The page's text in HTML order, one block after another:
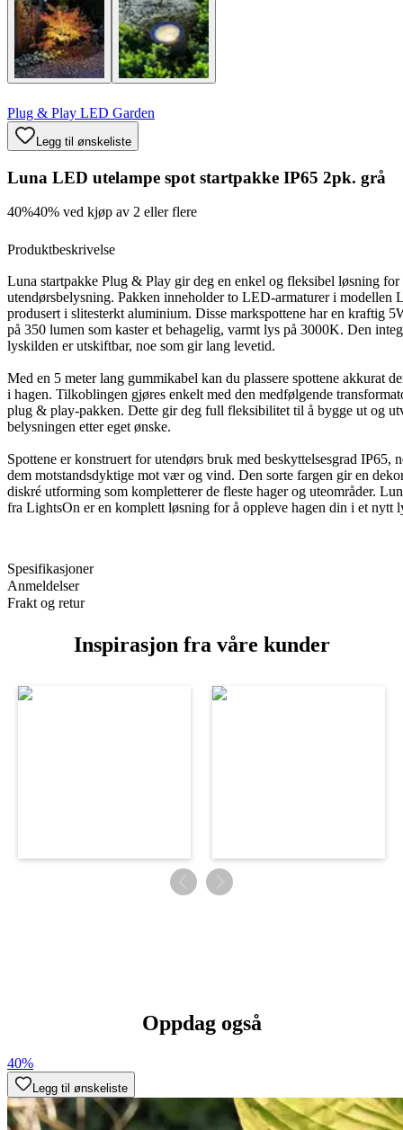
Plug & Play LED Garden
Legg til ønskeliste
Luna LED utelampe spot startpakke IP65 2pk. grå
40%40% ved kjøp av 2 eller flere
Produktbeskrivelse
Luna startpakke Plug & Play gir deg en enkel og fleksibel løsning for
utendørsbelysning. Pakken inneholder to LED-armaturer i modellen
produsert i slitesterkt aluminium. Disse markspottene har en kraftig
på 350 lumen som kaster et behagelig, varmt lys på 3000K. Den
lyskilden er utskiftbar, noe som gir lang levetid.
Med en 5 meter lang gummikabel kan du plassere spottene akkurat
i hagen. Tilkoblingen gjøres enkelt med den medfølgende
plug & play-pakken. Dette gir deg full fleksibilitet til å bygge ut og
belysningen etter eget ønske.
Spottene er konstruert for utendørs bruk med beskyttelsesgrad IP65,
dem motstandsdyktige mot vær og vind. Den sorte fargen gir en
diskré utforming som kompletterer de fleste hager og uteområder.
fra LightsOn er en komplett løsning for å oppleve hagen din i et nytt
Spesifikasjoner
Anmeldelser
Frakt og retur
Inspirasjon fra våre kunder
Oppdag også
40%
Legg til ønskeliste